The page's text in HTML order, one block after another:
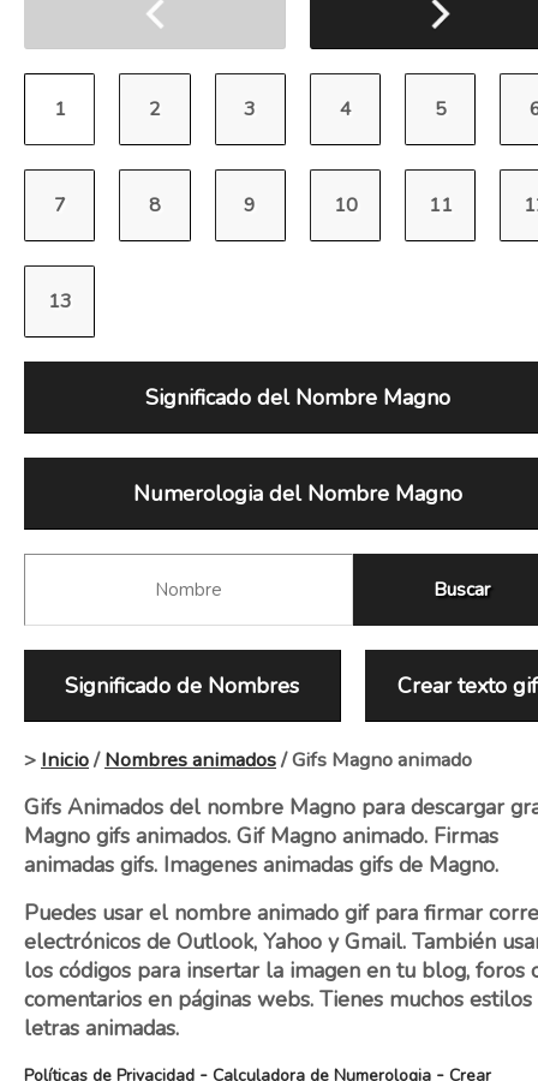
Significado del Nombre Magno
Numerologia del Nombre Magno
Significado de Nombres Crear texto gif
> Inicio/Nombres animados/ Gifs Magno animado
Gifs Animados del nombre Magno para descargar
Magno gifs animados. Gif Magno animado. Firmas
animadas gifs. Imagenes animadas gifs de Magno.
Puedes usar el nombre animado gif para firmar
electrónicos de Outlook, Yahoo y Gmail. También
los códigos para insertar la imagen en tu blog, foros
comentarios en páginas webs. Tienes muchos estilos
letras animadas.
Políticas de Privacidad - Calculadora de Numerologia - Crear